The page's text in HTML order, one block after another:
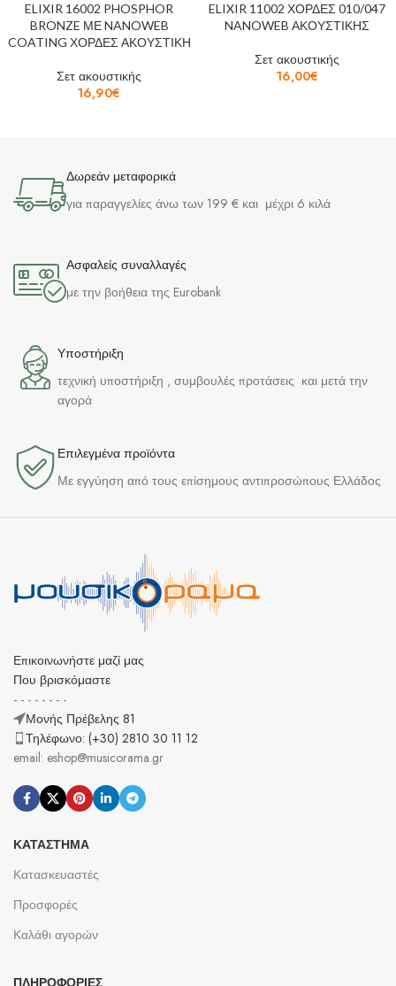
ELIXIR 16002 PHOSPHOR
BRONZE ΜΕ NANOWEB
COATING ΧΟΡΔΕΣ ΑΚΟΥΣΤΙΚΗ
Σετ ακουστικής
16,90€
ELIXIR 11002 ΧΟΡΔΕΣ 010/047
NANOWEB ΑΚΟΥΣΤΙΚΗΣ
Σετ ακουστικής
16,00€
Δωρεάν μεταφορικά
για παραγγελίες άνω των 199 € και μέχρι 6 κιλά
Ασφαλείς συναλλαγές
με την βοήθεια της Eurobank
Υποστήριξη
τεχνική υποστήριξη , συμβουλές προτάσεις και μετά την
αγορά
Επιλεγμένα προϊόντα​
Με εγγύηση από τους επίσημους αντιπροσώπους Ελλάδος
Επικοινωνήστε μαζί μας
Που βρισκόμαστε
- - - - - - - -
Μονής Πρέβελης 81
Τηλέφωνο: (+30) 2810 30 11 12
email: eshop@musicorama.gr
ΚΑΤΆΣΤΗΜΑ
Κατασκευαστές
Προσφορές
Καλάθι αγορών